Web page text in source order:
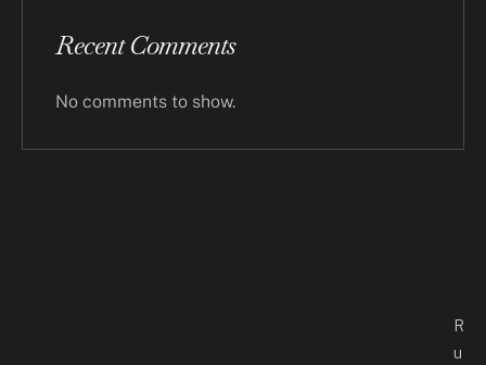
Recent Comments
No comments to show.
R
u